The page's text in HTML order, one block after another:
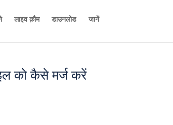
लाइव क़ौम डाउनलोड जानें
को कैसे मर्ज करें